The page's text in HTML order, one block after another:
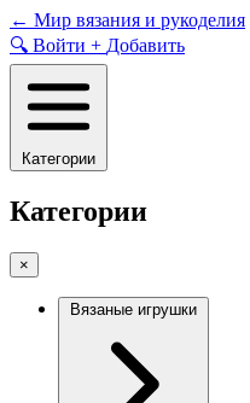
Skip
to
content
← Мир вязания и рукоделия
🔍 Войти + Добавить
Категории
Категории
×
Вязаные игрушки